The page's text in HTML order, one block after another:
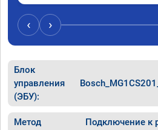
‹ ›
Блок
управления
(ЭБУ):
Метод
Подключение к